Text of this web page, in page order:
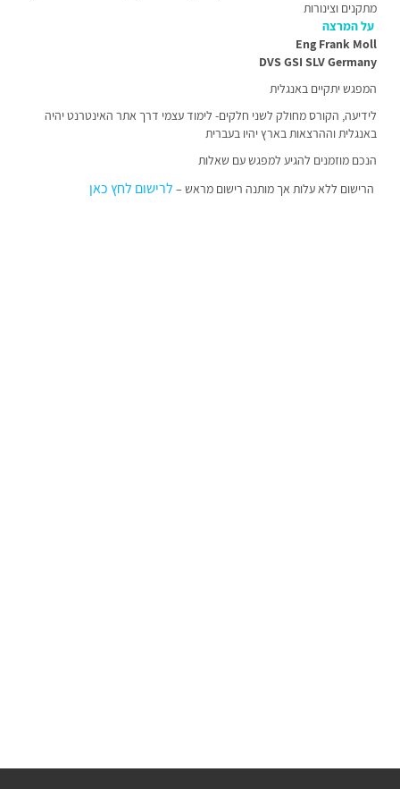
מתקנים וצינורות
Eng Frank Moll
DVS GSI SLV Germany
המפגש יתקיים באנגלית
לידיעה, הקורס מחולק לשני חלקים- לימוד עצמי דרך אתר האינטרנט יהיה
באנגלית וההרצאות בארץ יהיו בעברית
הנכם מוזמנים להגיע למפגש עם שאלות
הרישום ללא עלות אך מותנה רישום מראש – לרישום לחץ כא